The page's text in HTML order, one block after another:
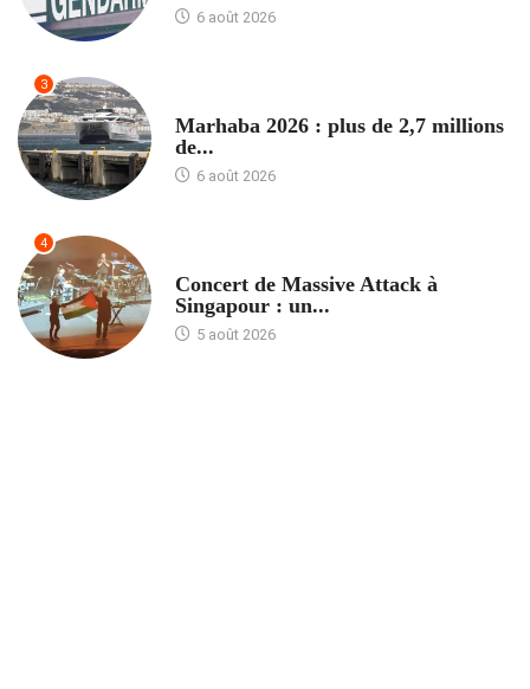
6 août 2026
3
Marhaba 2026 : plus de 2,7 millions
de...
6 août 2026
4
Concert de Massive Attack à
Singapour : un...
5 août 2026